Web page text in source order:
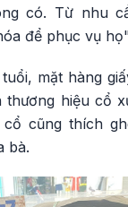
có. Từ nhu
để phục vụ
mặt hàng
thương hiệu cổ
cũng thích
bà.